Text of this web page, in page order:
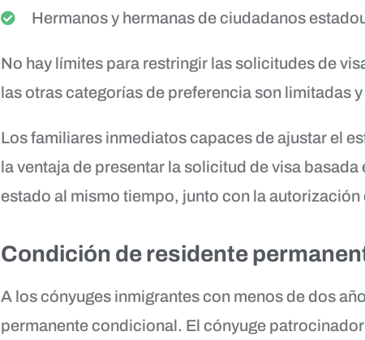
Hermanos y hermanas de ciudadanos
No hay límites para restringir las solicitudes de
las otras categorías de preferencia son limitadas
Los familiares inmediatos capaces de ajustar el
la ventaja de presentar la solicitud de visa
estado al mismo tiempo, junto con la
Condición de residente
A los cónyuges inmigrantes con menos de dos
permanente condicional. El cónyuge